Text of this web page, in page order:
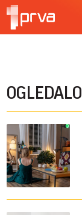
OGLEDALO